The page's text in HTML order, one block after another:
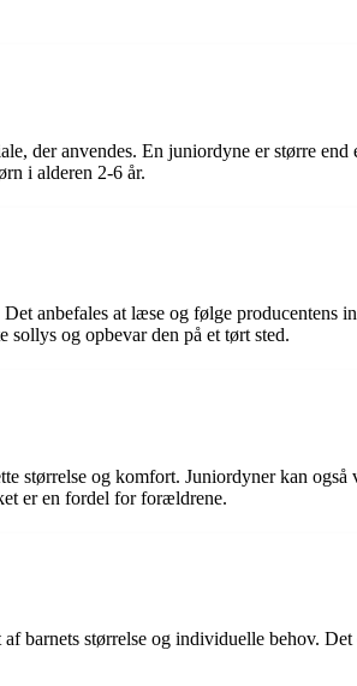
der anvendes. En juniordyne er større
i alderen 2-6 år.
anbefales at læse og følge producentens
sollys og opbevar den på et tørt sted.
størrelse og komfort. Juniordyner kan
er en fordel for forældrene.
størrelse og individuelle behov.